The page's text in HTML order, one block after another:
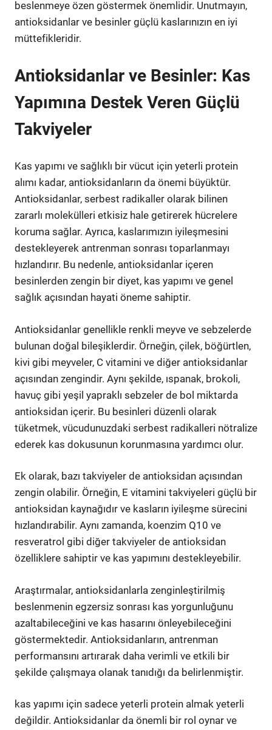
beslenmeye özen göstermek önemlidir. Unutmayın,
antioksidanlar ve besinler güçlü kaslarınızın en iyi
müttefikleridir.
Antioksidanlar ve Besinler: Kas
Yapımına Destek Veren Güçlü
Takviyeler
Kas yapımı ve sağlıklı bir vücut için yeterli protein
alımı kadar, antioksidanların da önemi büyüktür.
Antioksidanlar, serbest radikaller olarak bilinen
zararlı molekülleri etkisiz hale getirerek hücrelere
koruma sağlar. Ayrıca, kaslarımızın iyileşmesini
destekleyerek antrenman sonrası toparlanmayı
hızlandırır. Bu nedenle, antioksidanlar içeren
besinlerden zengin bir diyet, kas yapımı ve genel
sağlık açısından hayati öneme sahiptir.
Antioksidanlar genellikle renkli meyve ve sebzelerde
bulunan doğal bileşiklerdir. Örneğin, çilek, böğürtlen,
kivi gibi meyveler, C vitamini ve diğer antioksidanlar
açısından zengindir. Aynı şekilde, ıspanak, brokoli,
havuç gibi yeşil yapraklı sebzeler de bol miktarda
antioksidan içerir. Bu besinleri düzenli olarak
tüketmek, vücudunuzdaki serbest radikalleri nötralize
ederek kas dokusunun korunmasına yardımcı olur.
Ek olarak, bazı takviyeler de antioksidan açısından
zengin olabilir. Örneğin, E vitamini takviyeleri güçlü bir
antioksidan kaynağıdır ve kasların iyileşme sürecini
hızlandırabilir. Aynı zamanda, koenzim Q10 ve
resveratrol gibi diğer takviyeler de antioksidan
özelliklere sahiptir ve kas yapımını destekleyebilir.
Araştırmalar, antioksidanlarla zenginleştirilmiş
beslenmenin egzersiz sonrası kas yorgunluğunu
azaltabileceğini ve kas hasarını önleyebileceğini
göstermektedir. Antioksidanların, antrenman
performansını artırarak daha verimli ve etkili bir
şekilde çalışmaya olanak tanıdığı da belirlenmiştir.
kas yapımı için sadece yeterli protein almak yeterli
değildir. Antioksidanlar da önemli bir rol oynar ve